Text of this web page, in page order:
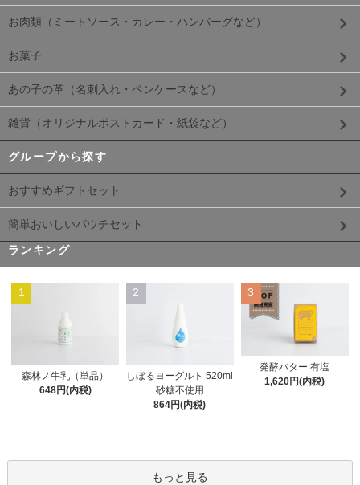
お肉類（ミートソース・カレー・ハンバーグなど）
お菓子
あの子の革（名刺入れ・ペンケースなど）
雑貨（オリジナルポストカード・紙袋など）
グループから探す
おすすめギフトセット
簡単おいしいパウチセット
ランキング
1
森林ノ牛乳（単品）
648円(内税)
2
しぼるヨーグルト 520ml
砂糖不使用
864円(内税)
3
発酵バター 有塩
1,620円(内税)
もっと見る